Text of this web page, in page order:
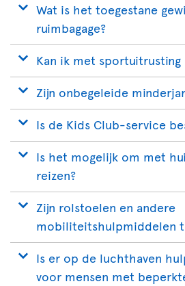
Wat is het toegestane
ruimbagage?
Kan ik met sportuitrusting
Zijn onbegeleide
Is de Kids Club-service
Is het mogelijk om met
reizen?
Zijn rolstoelen en andere
mobiliteitshulpmiddelen
Is er op de luchthaven
voor mensen met